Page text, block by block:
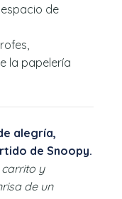
de
la papelería
alegría,
de Snoopy.
y
de un